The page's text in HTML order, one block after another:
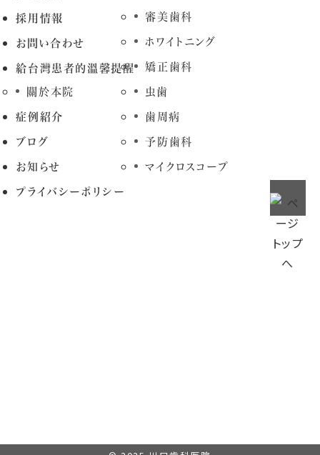
採用情報
お問い合わせ
給台灣患者的溫馨提醒
關於本院
症例紹介
ブログ
お知らせ
プライバシーポリシー
審美歯科
ホワイトニング
矯正歯科
虫歯
歯周病
予防歯科
マイクロスコープ